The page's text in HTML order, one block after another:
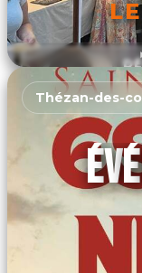
Thézan-des-